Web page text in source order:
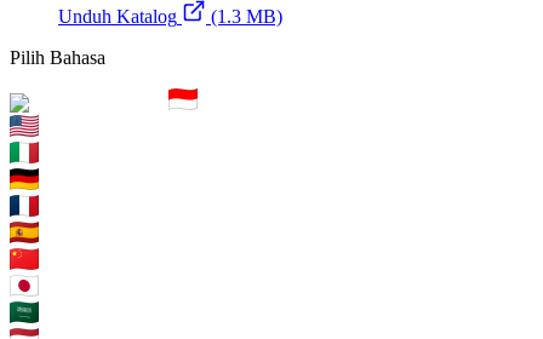
Unduh Katalog
(1.3 MB)
Pilih Bahasa